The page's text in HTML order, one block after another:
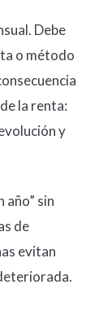
Debe
o método
la renta:
y
año” sin
de
evitan